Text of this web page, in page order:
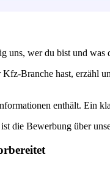
wer du bist und was
Branche hast, erzähl
enthält. Ein
die Bewerbung über